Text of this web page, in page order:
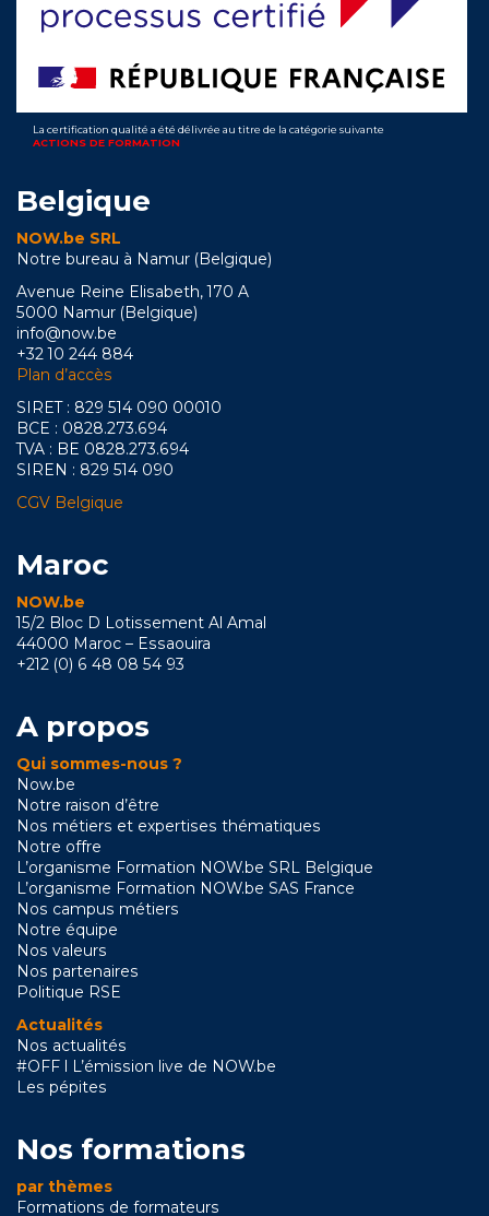
La certification qualité a été délivrée au titre de la catégorie suivante
ACTIONS DE FORMATION
Belgique
NOW.be SRL
Notre bureau à Namur (Belgique)
Avenue Reine Elisabeth, 170 A
5000 Namur (Belgique)
info@now.be
+32 10 244 884
Plan d’accès
SIRET : 829 514 090 00010
BCE : 0828.273.694
TVA : BE 0828.273.694
SIREN : 829 514 090
CGV Belgique
Maroc
NOW.be
15/2 Bloc D Lotissement Al Amal
44000 Maroc – Essaouira
+212 (0) 6 48 08 54 93
A propos
Qui sommes-nous ?
Now.be
Notre raison d’être
Nos métiers et expertises thématiques
Notre offre
L’organisme Formation NOW.be SRL Belgique
L’organisme Formation NOW.be SAS France
Nos campus métiers
Notre équipe
Nos valeurs
Nos partenaires
Politique RSE
Actualités
Nos actualités
#OFF l L’émission live de NOW.be
Les pépites
Nos formations
par thèmes
Formations de formateurs